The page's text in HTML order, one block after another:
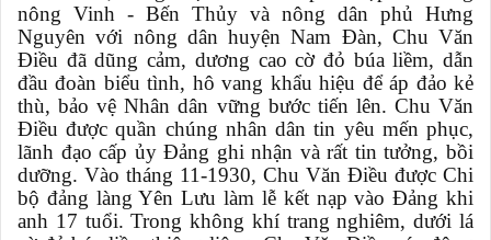
nông Vinh - Bến Thủy và nông dân phủ Hưng
Nguyên với nông dân huyện Nam Đàn, Chu Văn
Điều đã dũng cảm, dương cao cờ đỏ búa liềm, dẫn
đầu đoàn biểu tình, hô vang khẩu hiệu để áp đảo kẻ
thù, bảo vệ Nhân dân vững bước tiến lên. Chu Văn
Điều được quần chúng nhân dân tin yêu mến phục,
lãnh đạo cấp ủy Đảng ghi nhận và rất tin tưởng, bồi
dưỡng. Vào tháng 11-1930, Chu Văn Điều được Chi
bộ đảng làng Yên Lưu làm lễ kết nạp vào Đảng khi
anh 17 tuổi. Trong không khí trang nghiêm, dưới lá